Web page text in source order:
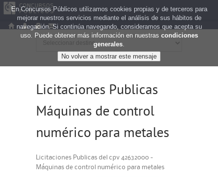
Licitaciones Publicas
Máquinas de control
numérico para metales
Licitaciones Publicas del cpv 42632000 -
Máquinas de control numérico para metales
En Concursos Públicos utilizamos cookies propias y de terceros para
mejorar nuestros servicios mediante el análisis de sus hábitos de
navegación. Si continúa navegando, consideramos que acepta su
uso. Puede obtener más información en nuestras condiciones
generales.